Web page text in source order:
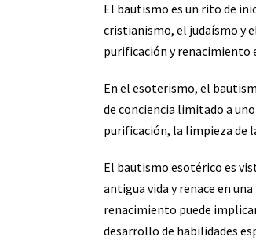
El bautismo es un rito de
cristianismo, el judaísmo y
purificación y renacimiento
En el esoterismo, el
de conciencia limitado a
purificación, la limpieza de
El bautismo esotérico es
antigua vida y renace en
renacimiento puede
desarrollo de habilidades